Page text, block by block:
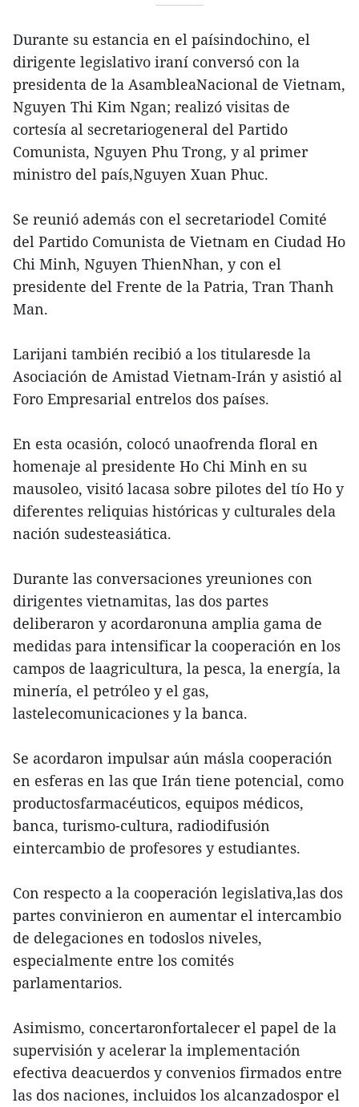
Durante su estancia en el paísindochino, el
dirigente legislativo iraní conversó con la
presidenta de la AsambleaNacional de Vietnam,
Nguyen Thi Kim Ngan; realizó visitas de
cortesía al secretariogeneral del Partido
Comunista, Nguyen Phu Trong, y al primer
ministro del país,Nguyen Xuan Phuc.
Se reunió además con el secretariodel Comité
del Partido Comunista de Vietnam en Ciudad Ho
Chi Minh, Nguyen ThienNhan, y con el
presidente del Frente de la Patria, Tran Thanh
Man.
Larijani también recibió a los titularesde la
Asociación de Amistad Vietnam-Irán y asistió al
Foro Empresarial entrelos dos países.
En esta ocasión, colocó unaofrenda floral en
homenaje al presidente Ho Chi Minh en su
mausoleo, visitó lacasa sobre pilotes del tío Ho y
diferentes reliquias históricas y culturales dela
nación sudesteasiática.
Durante las conversaciones yreuniones con
dirigentes vietnamitas, las dos partes
deliberaron y acordaronuna amplia gama de
medidas para intensificar la cooperación en los
campos de laagricultura, la pesca, la energía, la
minería, el petróleo y el gas,
lastelecomunicaciones y la banca.
Se acordaron impulsar aún másla cooperación
en esferas en las que Irán tiene potencial, como
productosfarmacéuticos, equipos médicos,
banca, turismo-cultura, radiodifusión
eintercambio de profesores y estudiantes.
Con respecto a la cooperación legislativa,las dos
partes convinieron en aumentar el intercambio
de delegaciones en todoslos niveles,
especialmente entre los comités
parlamentarios.
Asimismo, concertaronfortalecer el papel de la
supervisión y acelerar la implementación
efectiva deacuerdos y convenios firmados entre
las dos naciones, incluidos los alcanzadospor el